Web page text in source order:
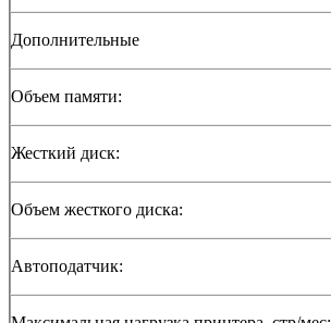
Дополнительные
Объем памяти:
Жесткий диск:
Объем жесткого диска:
Автоподатчик: